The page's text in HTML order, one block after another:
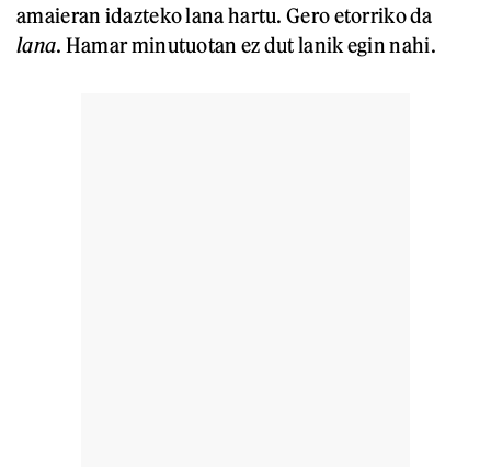
amaieran idazteko lana hartu. Gero etorriko da
lana. Hamar minutuotan ez dut lanik egin nahi.